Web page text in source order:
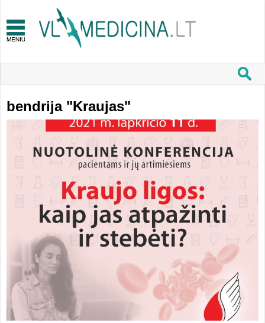
bendrija "Kraujas"